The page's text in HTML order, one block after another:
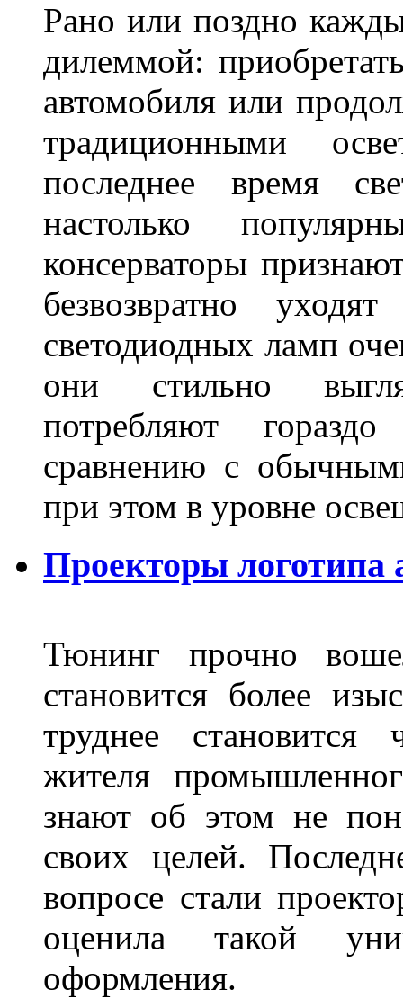
Рано или поздно
дилеммой:
автомобиля или
традиционными
последнее время
настолько
консерваторы
безвозвратно
светодиодных ламп
они стильно
потребляют
сравнению с
при этом в уровне
Проекторы логотипа
Тюнинг прочно
становится более
труднее становится
жителя
знают об этом не
своих целей.
вопросе стали
оценила такой
оформления.